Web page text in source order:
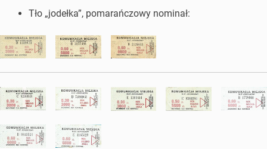
Tło „jodełka”, pomarańczowy nominał: